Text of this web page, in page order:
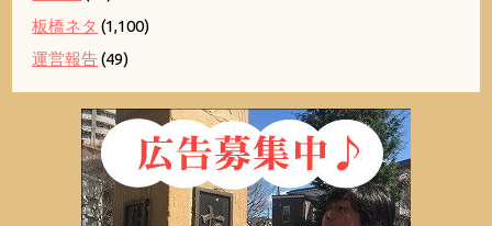
板橋ネタ (1,100)
運営報告(49)